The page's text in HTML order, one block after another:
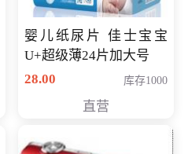
婴儿纸尿片 佳士宝宝
U+超级薄24片加大号
28.00
库存1000
直营